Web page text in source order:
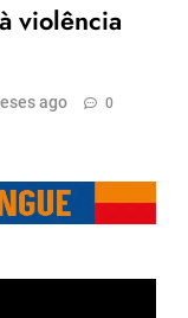
violência
ago 0